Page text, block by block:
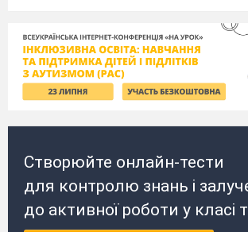
Створюйте онлайн-тести
для контролю знань і
до активної роботи у класі